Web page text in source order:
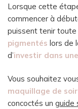
Lorsque cette
commencer à
puissent tenir
pigmentés lors de
d’investir dans
Vous souhaitez
maquillage de
concoctés un guide